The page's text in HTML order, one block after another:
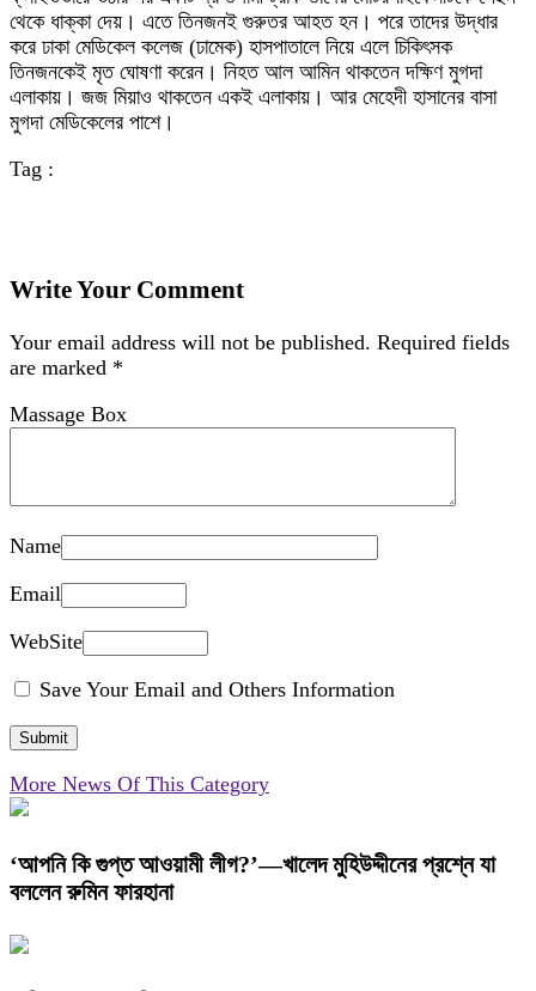
থেকে ধাক্কা দেয়। এতে তিনজনই গুরুতর আহত হন। পরে তাদের উদ্ধার
করে ঢাকা মেডিকেল কলেজ (ঢামেক) হাসপাতালে নিয়ে এলে চিকিৎসক
তিনজনকেই মৃত ঘোষণা করেন। নিহত আল আমিন থাকতেন দক্ষিণ মুগদা
এলাকায়। জজ মিয়াও থাকতেন একই এলাকায়। আর মেহেদী হাসানের বাসা
মুগদা মেডিকেলের পাশে।
Tag :
Write Your Comment
Your email address will not be published. Required fields
are marked *
Massage Box
Name
Email
WebSite
Save Your Email and Others Information
More News Of This Category
‘আপনি কি গুপ্ত আওয়ামী লীগ?’—খালেদ মুহিউদ্দীনের প্রশ্নে যা
বললেন রুমিন ফারহানা